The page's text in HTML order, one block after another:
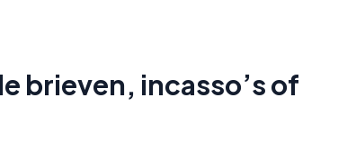
brieven, incasso’s of